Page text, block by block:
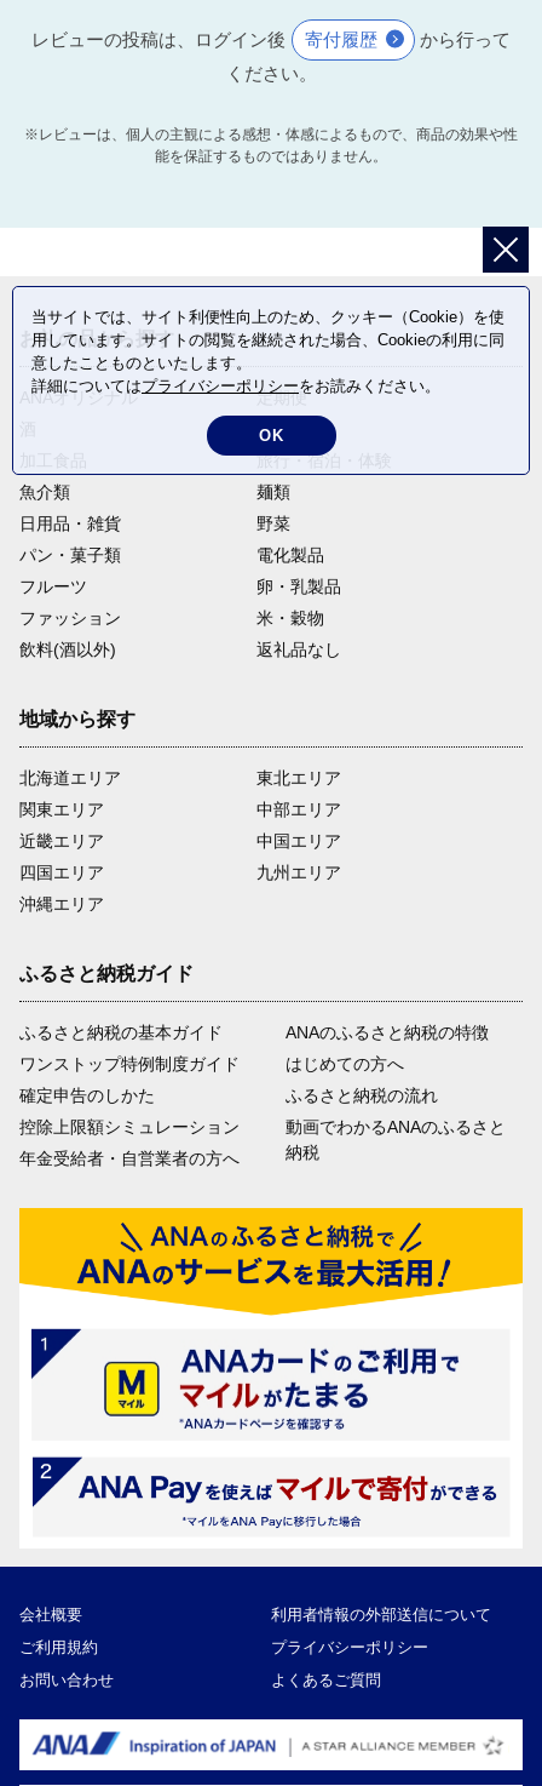
レビューの投稿は、ログイン後 寄付履歴
から行って
ください。
※レビューは、個人の主観による感想・体感によるもので、商品の効果や性
能を保証するものではありません。
お礼の品から探す
ANAオリジナル
定期便
肉類
旅行・宿泊・体験
魚介類
麺類
日用品・雑貨
野菜
パン・菓子類
電化製品
フルーツ
卵・乳製品
ファッション
米・穀物
飲料(酒以外)
返礼品なし
地域から探す
北海道エリア
関東エリア
近畿エリア
四国エリア
沖縄エリア
東北エリア
中部エリア
中国エリア
九州エリア
ふるさと納税ガイド
ふるさと納税の基本ガイド
ワンストップ特例制度ガイド
確定申告のしかた
控除上限額シミュレーション
年金受給者・自営業者の方へ
ANAのふるさと納税の特徴
はじめての方へ
ふるさと納税の流れ
動画でわかるANAのふるさと
納税
会社概要
利用者情報の外部送信について
ご利用規約
プライバシーポリシー
お問い合わせ
よくあるご質問
当サイトでは、サイト利便性向上のため、クッキー（Cookie）を使
用しています。サイトの閲覧を継続された場合、Cookieの利用に同
意したことものといたします。
詳細についてはプライバシーポリシーをお読みください。
OK